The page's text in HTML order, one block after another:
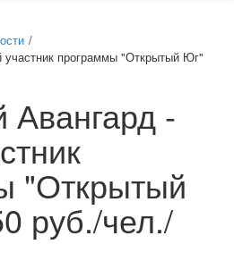
/
участник программы "Открытый Юг"
Авангард -
"Открытый
руб./чел./